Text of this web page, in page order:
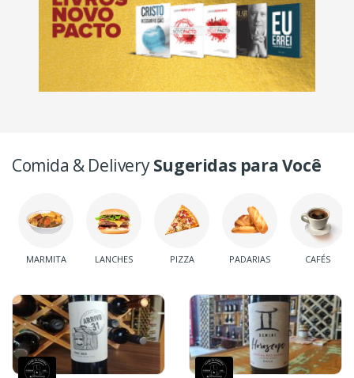
Comida & DeliverySugeridas para Você
MARMITA LANCHES PIZZA PADARIAS CAFÉS